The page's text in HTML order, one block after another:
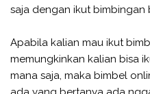
saja dengan ikut bimbingan
Apabila kalian mau ikut
memungkinkan kalian bisa
mana saja, maka bimbel